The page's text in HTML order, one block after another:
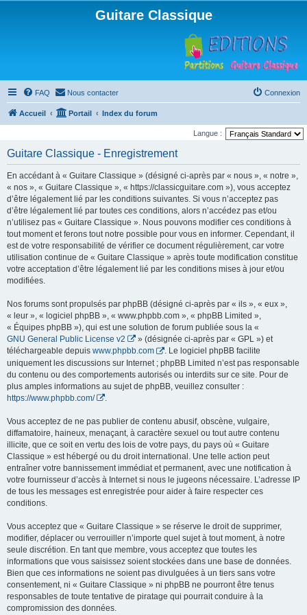
Guitare Classique
FAQ Nous contacter Connexion
Accueil Portail Index du forum
Langue :
Guitare Classique - Enregistrement
En accédant à « Guitare Classique » (désigné ci-après par « nous », « notre »,
« nos », « Guitare Classique », « https://classicguitare.com »), vous acceptez
d’être légalement lié par les conditions suivantes. Si vous n’acceptez pas
d’être légalement lié par toutes ces conditions, alors n’accédez pas et/ou
n’utilisez pas « Guitare Classique ». Nous pouvons modifier ces conditions à
tout moment et ferons tout notre possible pour vous en informer. Cependant, il
est de votre responsabilité de vérifier ce document régulièrement, car votre
utilisation continue de « Guitare Classique » après toute modification constitue
votre acceptation d’être légalement lié par les conditions mises à jour et/ou
modifiées.
Nos forums sont propulsés par phpBB (désigné ci-après par « ils », « eux »,
« leur », « logiciel phpBB », « www.phpbb.com », « phpBB Limited »,
« Équipes phpBB »), qui est une solution de forum publiée sous la «
GNU General Public License v2
» (désignée ci-après par « GPL ») et
téléchargeable depuis www.phpbb.com
. Le logiciel phpBB facilite
uniquement les discussions sur Internet ; phpBB Limited n’est pas responsable
du contenu ou des comportements autorisés ou interdits sur ce site. Pour de
plus amples informations au sujet de phpBB, veuillez consulter :
https://www.phpbb.com/
Vous acceptez de ne pas publier de contenu abusif, obscène, vulgaire,
diffamatoire, haineux, menaçant, à caractère sexuel ou tout autre contenu
illicite, que ce soit en vertu des lois de votre pays, du pays où « Guitare
Classique » est hébergé ou du droit international. Une telle action peut
entraîner votre bannissement immédiat et permanent, avec une notification à
votre fournisseur d’accès à Internet si nous le jugeons nécessaire. L’adresse IP
de tous les messages est enregistrée pour aider à faire respecter ces
conditions.
Vous acceptez que « Guitare Classique » se réserve le droit de supprimer,
modifier, déplacer ou verrouiller n’importe quel sujet à tout moment, à notre
seule discrétion. En tant que membre, vous acceptez que toutes les
informations que vous saisissez soient stockées dans une base de données.
Bien que ces informations ne soient pas divulguées à un tiers sans votre
consentement, ni « Guitare Classique » ni phpBB ne pourront être tenus
responsables de toute tentative de piratage qui pourrait conduire à la
compromission des données.